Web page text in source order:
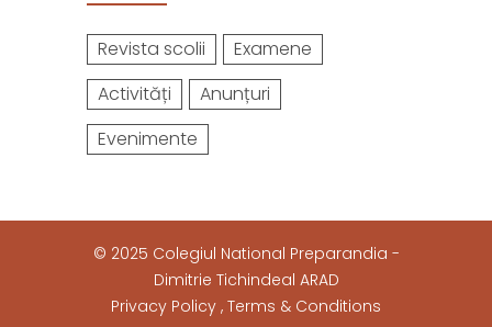
Revista scolii
Examene
Activități
Anunțuri
Evenimente
© 2025 Colegiul National Preparandia -
Dimitrie Tichindeal ARAD
Privacy Policy , Terms & Conditions